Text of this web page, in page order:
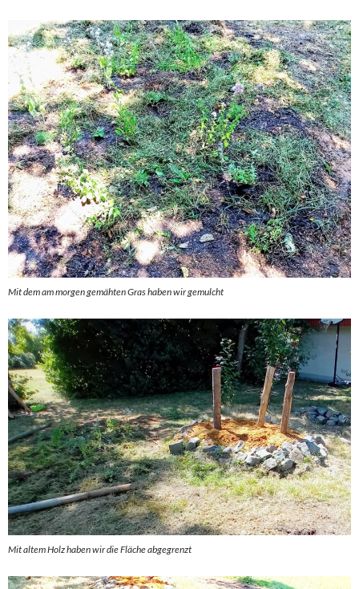
Mit dem am morgen gemähten Gras haben wir gemulcht
Mit altem Holz haben wir die Fläche abgegrenzt